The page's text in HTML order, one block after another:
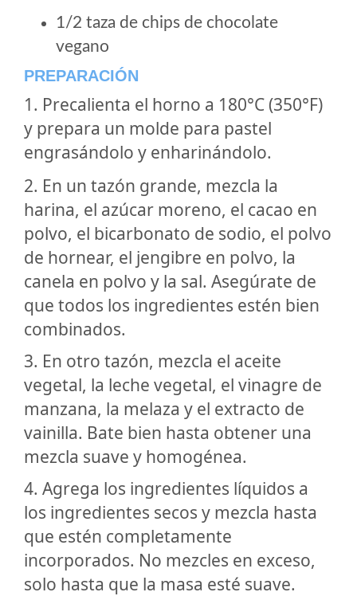
1/2 taza de chips de chocolate
vegano
PREPARACIÓN
1. Precalienta el horno a 180°C (350°F)
y prepara un molde para pastel
engrasándolo y enharinándolo.
2. En un tazón grande, mezcla la
harina, el azúcar moreno, el cacao en
polvo, el bicarbonato de sodio, el polvo
de hornear, el jengibre en polvo, la
canela en polvo y la sal. Asegúrate de
que todos los ingredientes estén bien
combinados.
3. En otro tazón, mezcla el aceite
vegetal, la leche vegetal, el vinagre de
manzana, la melaza y el extracto de
vainilla. Bate bien hasta obtener una
mezcla suave y homogénea.
4. Agrega los ingredientes líquidos a
los ingredientes secos y mezcla hasta
que estén completamente
incorporados. No mezcles en exceso,
solo hasta que la masa esté suave.